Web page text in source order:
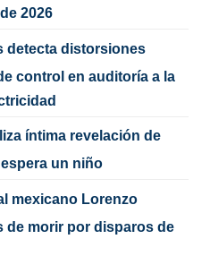
2026
detecta distorsiones
control en auditoría a la
íntima revelación de
un niño
mexicano Lorenzo
de morir por disparos de